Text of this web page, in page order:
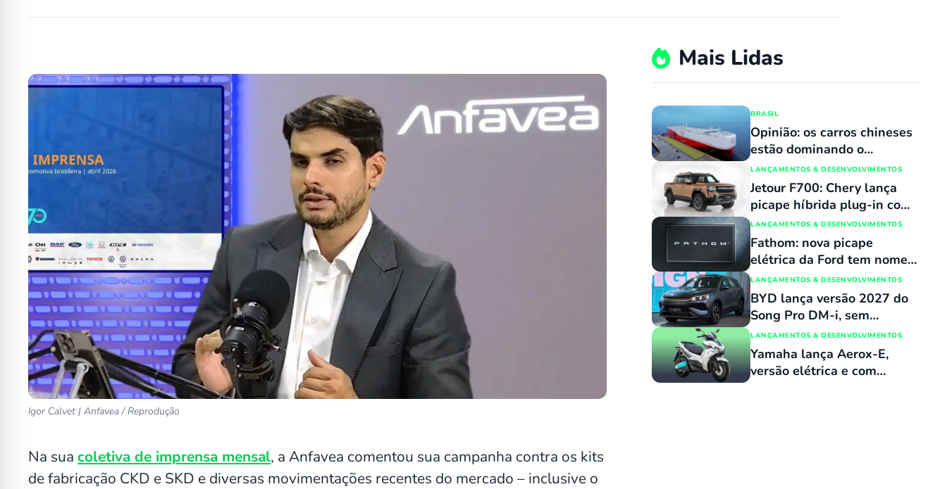
Igor Calvet | Anfavea / Reprodução
Na sua coletiva de imprensa mensal, a Anfavea comentou sua campanha contra os kits
de fabricação CKD e SKD e diversas movimentações recentes do mercado – inclusive o
Mais Lidas
BRASIL
Opinião: os carros chineses
estão dominando o
mercado porque
simplesmente não têm
concorrentes
LANÇAMENTOS & DESENVOLVIMENTOS
Jetour F700: Chery lança
picape híbrida plug-in com
capacidade de atravessar
trechos alagados de até 90
cm
LANÇAMENTOS & DESENVOLVIMENTOS
Fathom: nova picape
elétrica da Ford tem nome
revelado e custará o mesmo
que uma Maverick
LANÇAMENTOS & DESENVOLVIMENTOS
BYD lança versão 2027 do
Song Pro DM-i, sem
reajuste de preços, com
várias atualizações e agora
flex
LANÇAMENTOS & DESENVOLVIMENTOS
Yamaha lança Aerox-E,
versão elétrica e com